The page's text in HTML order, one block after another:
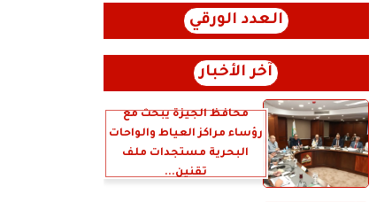
العدد الورقي
آخر الأخبار
محافظ الجيزة يبحث مع
رؤساء مراكز العياط والواحات
البحرية مستجدات ملف
تقنين...